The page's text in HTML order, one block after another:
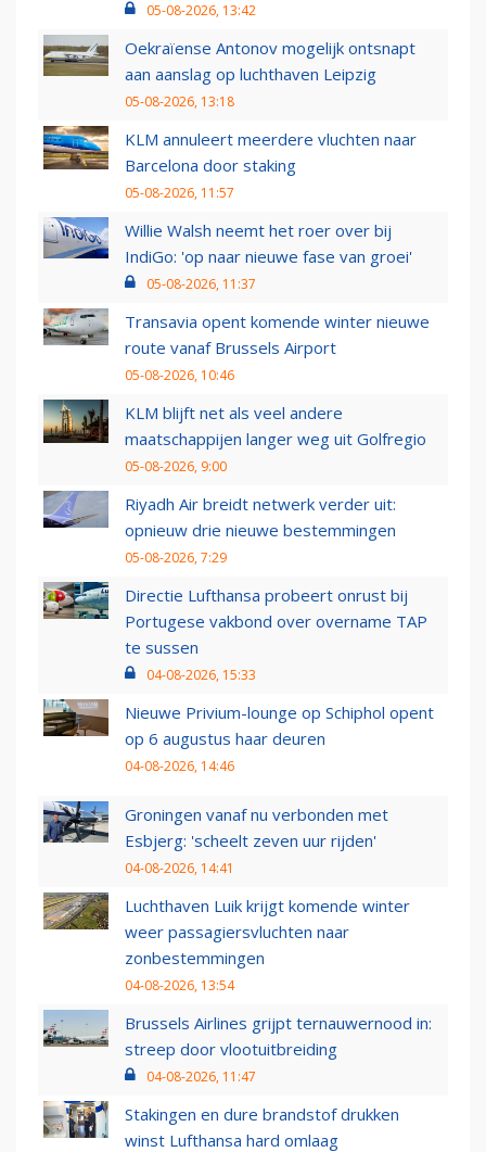
05-08-2026, 13:42
Oekraïense Antonov mogelijk ontsnapt
aan aanslag op luchthaven Leipzig
05-08-2026, 13:18
KLM annuleert meerdere vluchten naar
Barcelona door staking
05-08-2026, 11:57
Willie Walsh neemt het roer over bij
IndiGo: 'op naar nieuwe fase van groei'
05-08-2026, 11:37
Transavia opent komende winter nieuwe
route vanaf Brussels Airport
05-08-2026, 10:46
KLM blijft net als veel andere
maatschappijen langer weg uit Golfregio
05-08-2026, 9:00
Riyadh Air breidt netwerk verder uit:
opnieuw drie nieuwe bestemmingen
05-08-2026, 7:29
Directie Lufthansa probeert onrust bij
Portugese vakbond over overname TAP
te sussen
04-08-2026, 15:33
Nieuwe Privium-lounge op Schiphol opent
op 6 augustus haar deuren
04-08-2026, 14:46
Groningen vanaf nu verbonden met
Esbjerg: 'scheelt zeven uur rijden'
04-08-2026, 14:41
Luchthaven Luik krijgt komende winter
weer passagiersvluchten naar
zonbestemmingen
04-08-2026, 13:54
Brussels Airlines grijpt ternauwernood in:
streep door vlootuitbreiding
04-08-2026, 11:47
Stakingen en dure brandstof drukken
winst Lufthansa hard omlaag